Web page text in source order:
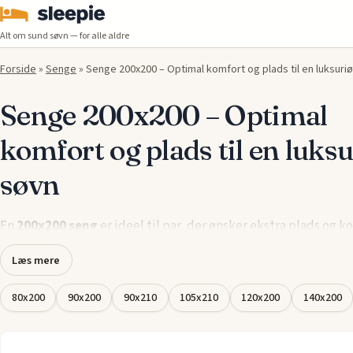
Alt om sund søvn — for alle aldre
Forside» Senge» Senge 200x200 – Optimal komfort og plads til en
Senge 200x200 – Optimal
komfort og plads til en
søvn
En 200x200 seng er ideel til par, der ønsker ekstra plads og
under søvnen. Med denne størrelse får du rigeligt med plads til
strække dig ud uden at forstyrre din partner, hvilket gør den
dem, der søger den ultimative søvnoplevelse. En 200x200
masser af plads til at bevæge sig frit, samtidig med at den
Læs mere
80x200 90x200 90x210 105x210 120x200 140x200